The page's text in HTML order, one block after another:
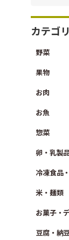
カテゴ
野菜
果物
お肉
お魚
惣菜
卵・乳製
冷凍食品
米・麺類
お菓子・
豆腐・納